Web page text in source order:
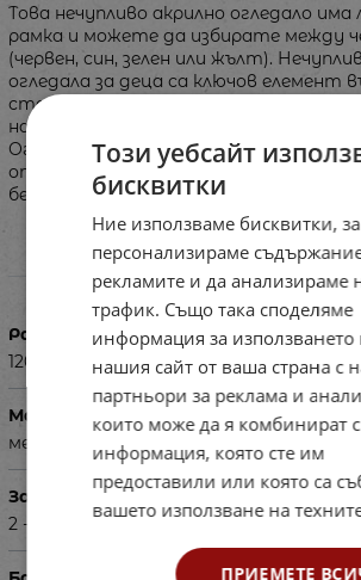
Това нечупливо акрилно огледало има
рамка и можете да избирате между
(червен, син, зелен или жълт).
огледала за деца са ключов елемент
стаи и пространства за игра,
на логопедия, изразяване на тялото и
Огледалата осигуряват
отговарят на европейските
безопасност EN71:1,2&3.
Размери в см
120 х 50
Материал
метакрилат, дърво
За деца на възраст
2 - 99 г.
Този уебсайт
бисквитки
Ние използваме бисквитки,
персонализираме
рекламите и да анализираме
трафик. Също така споделяме
информация за използването
нашия сайт от ваша страна с
партньори за реклама и
които може да я комбинират с
информация, която сте им
предоставили или която са
вашето използване на
ПРИЕМЕТЕ